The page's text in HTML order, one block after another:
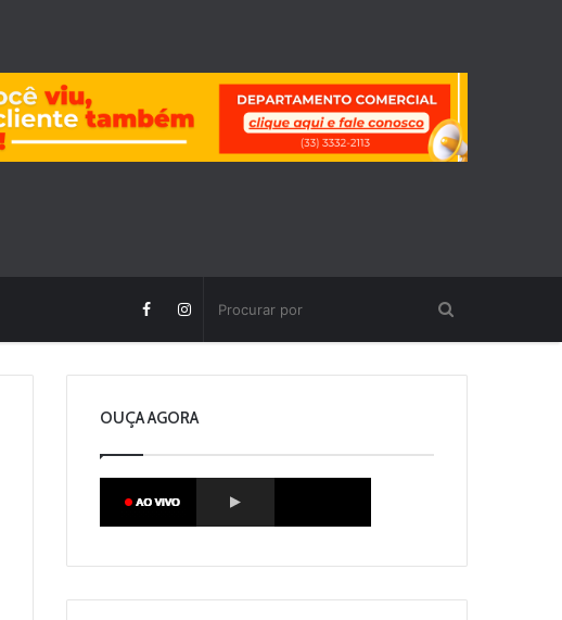
OUÇA AGORA